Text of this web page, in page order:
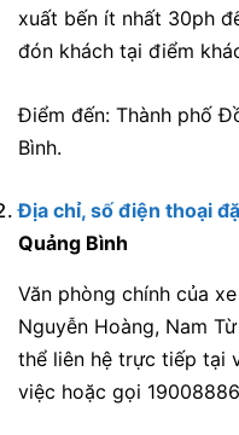
xuất bến ít nhất 30ph
đón khách tại điểm
Điểm đến: Thành phố
Bình.
Địa chỉ, số điện thoại
Quảng Bình
Văn phòng chính của
Nguyễn Hoàng, Nam
thể liên hệ trực tiếp tại
việc hoặc gọi